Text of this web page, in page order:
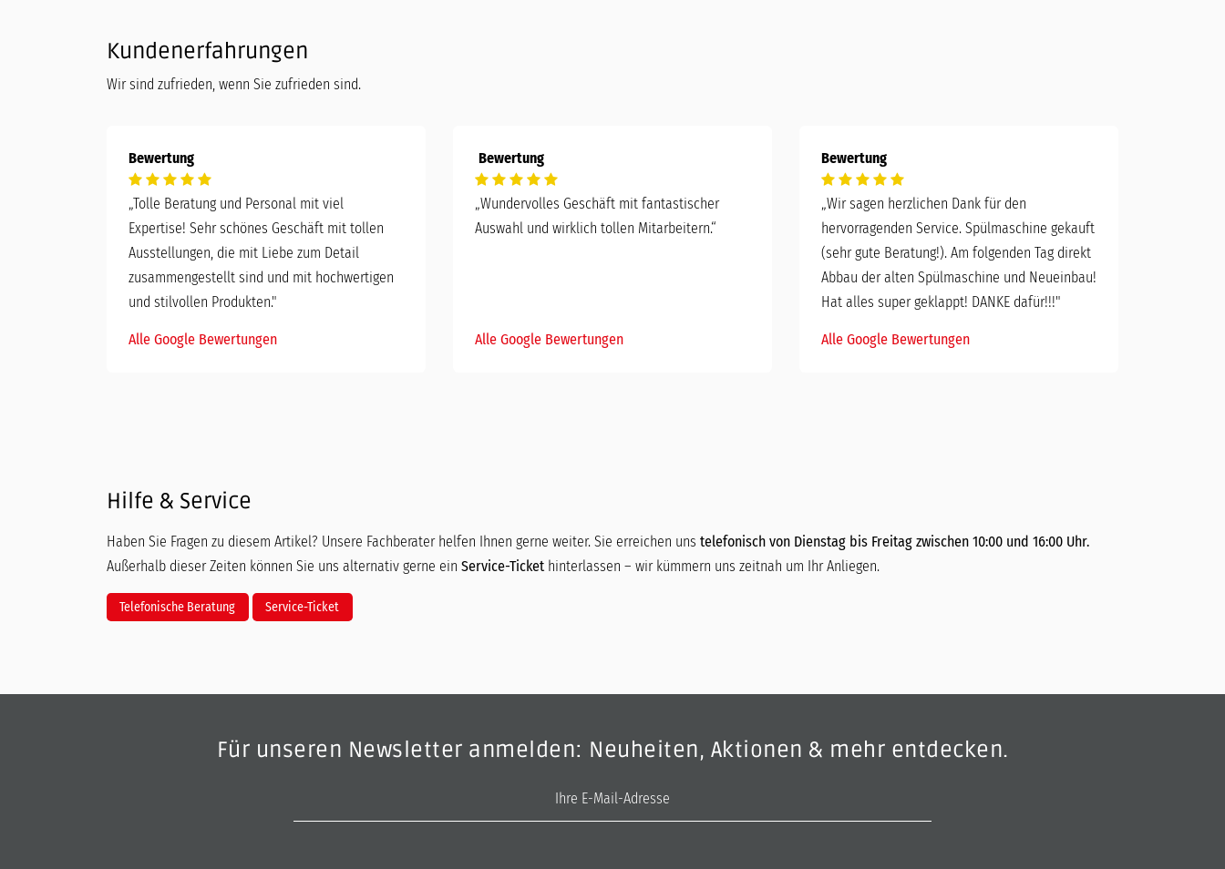
Kundenerfahrungen
Wir sind zufrieden, wenn Sie zufrieden sind.
Bewertung
„Tolle Beratung und Personal mit viel
Expertise! Sehr schönes Geschäft mit tollen
Ausstellungen, die mit Liebe zum Detail
zusammengestellt sind und mit hochwertigen
und stilvollen Produkten."
Alle Google Bewertungen
Bewertung
„Wundervolles Geschäft mit fantastischer
Auswahl und wirklich tollen Mitarbeitern.“
Alle Google Bewertungen
Bewertung
„Wir sagen herzlichen Dank für den
hervorragenden Service. Spülmaschine gekauft
(sehr gute Beratung!). Am folgenden Tag direkt
Abbau der alten Spülmaschine und Neueinbau!
Hat alles super geklappt! DANKE dafür!!!"
Alle Google Bewertungen
Hilfe & Service
Haben Sie Fragen zu diesem Artikel? Unsere Fachberater helfen Ihnen gerne weiter. Sie erreichen uns telefonisch von Dienstag bis Freitag zwischen 10:00 und 16:00 Uhr.
Außerhalb dieser Zeiten können Sie uns alternativ gerne ein Service-Ticket hinterlassen – wir kümmern uns zeitnah um Ihr Anliegen.
Telefonische Beratung Service-Ticket
Für unseren Newsletter anmelden: Neuheiten, Aktionen & mehr entdecken.